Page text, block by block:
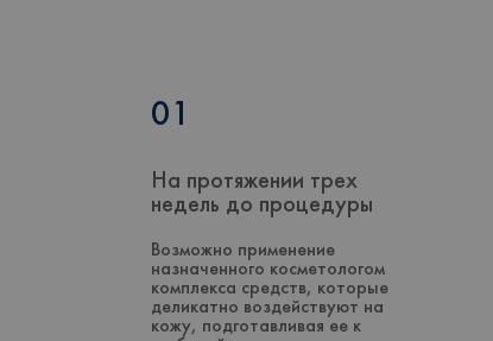
01
На протяжении трех
недель до процедуры
Возможно применение
назначенного косметологом
комплекса средств, которые
деликатно воздействуют на
кожу, подготавливая ее к